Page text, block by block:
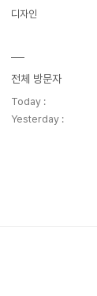
디자인
전체 방문자
Today :
Yesterday :